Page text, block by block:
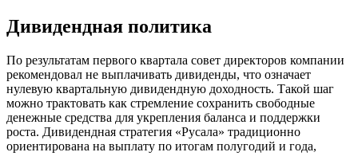
Дивидендная политика
По результатам первого квартала совет директоров компании
рекомендовал не выплачивать дивиденды, что означает
нулевую квартальную дивидендную доходность. Такой шаг
можно трактовать как стремление сохранить свободные
денежные средства для укрепления баланса и поддержки
роста. Дивидендная стратегия «Русала» традиционно
ориентирована на выплату по итогам полугодий и года,